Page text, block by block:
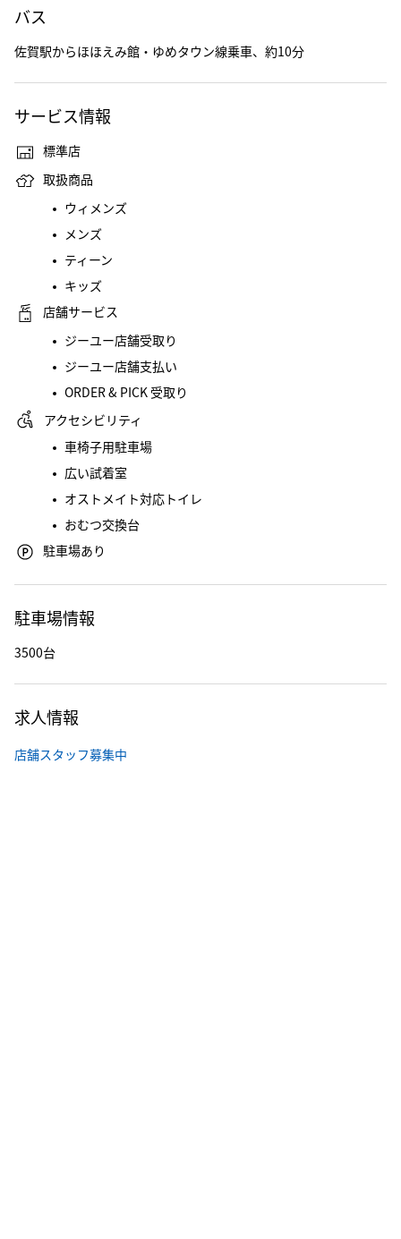
バス
佐賀駅からほほえみ館・ゆめタウン線乗車、約10分
サービス情報
標準店
取扱商品
ウィメンズ
メンズ
ティーン
キッズ
店舗サービス
ジーユー店舗受取り
ジーユー店舗支払い
ORDER & PICK 受取り
アクセシビリティ
車椅子用駐車場
広い試着室
オストメイト対応トイレ
おむつ交換台
駐車場あり
駐車場情報
3500台
求人情報
店舗スタッフ募集中